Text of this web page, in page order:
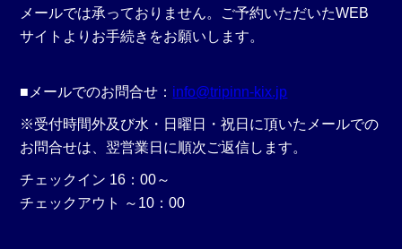
メールでは承っておりません。ご予約いただいたWEB
サイトよりお手続きをお願いします。
■メールでのお問合せ： info@tripinn-kix.jp
※受付時間外及び水・日曜日・祝日に頂いたメールでの
お問合せは、翌営業日に順次ご返信します。
チェックイン 16：00～
チェックアウト ～10：00